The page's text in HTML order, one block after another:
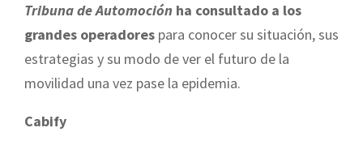
Tribuna de Automoción ha consultado a los
grandes operadores para conocer su situación, sus
estrategias y su modo de ver el futuro de la
movilidad una vez pase la epidemia.
Cabify